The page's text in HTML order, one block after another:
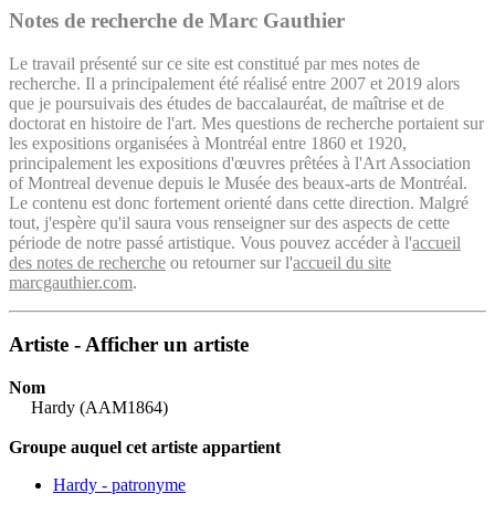
Notes de recherche de Marc Gauthier
Le travail présenté sur ce site est constitué par mes notes de
recherche. Il a principalement été réalisé entre 2007 et 2019 alors
que je poursuivais des études de baccalauréat, de maîtrise et de
doctorat en histoire de l'art. Mes questions de recherche portaient sur
les expositions organisées à Montréal entre 1860 et 1920,
principalement les expositions d'œuvres prêtées à l'Art Association
of Montreal devenue depuis le Musée des beaux-arts de Montréal.
Le contenu est donc fortement orienté dans cette direction. Malgré
tout, j'espère qu'il saura vous renseigner sur des aspects de cette
période de notre passé artistique. Vous pouvez accéder à l'accueil
des notes de recherche ou retourner sur l'accueil du site
marcgauthier.com.
Artiste - Afficher un artiste
Nom
Hardy (AAM1864)
Groupe auquel cet artiste appartient
Hardy - patronyme